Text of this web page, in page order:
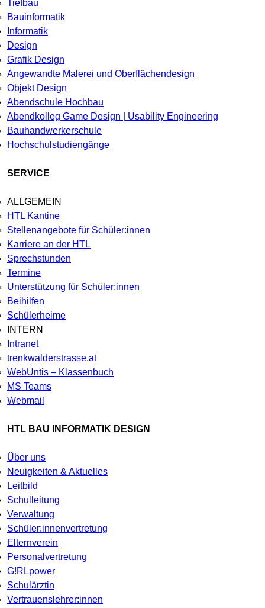
Tiefbau
Bauinformatik
Informatik
Design
Grafik Design
Angewandte Malerei und Oberflächendesign
Objekt Design
Abendschule Hochbau
Abendkolleg Game Design | Usability Engineering
Bauhandwerkerschule
Hochschulstudiengänge
SERVICE
ALLGEMEIN
HTL Kantine
Stellenangebote für Schüler:innen
Karriere an der HTL
Sprechstunden
Termine
Unterstützung für Schüler:innen
Beihilfen
Schülerheime
INTERN
Intranet
trenkwalderstrasse.at
WebUntis – Klassenbuch
MS Teams
Webmail
HTL BAU INFORMATIK DESIGN
Über uns
Neuigkeiten & Aktuelles
Leitbild
Schulleitung
Verwaltung
Schüler:innenvertretung
Elternverein
Personalvertretung
G!RLpower
Schulärztin
Vertrauenslehrer:innen